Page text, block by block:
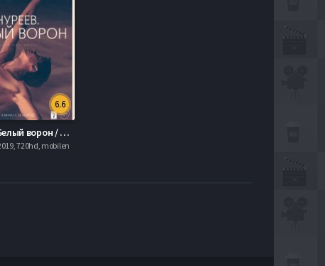
6.6
Нуреев. Белый ворон / Белая ворона (2019)
720hd, mobilen